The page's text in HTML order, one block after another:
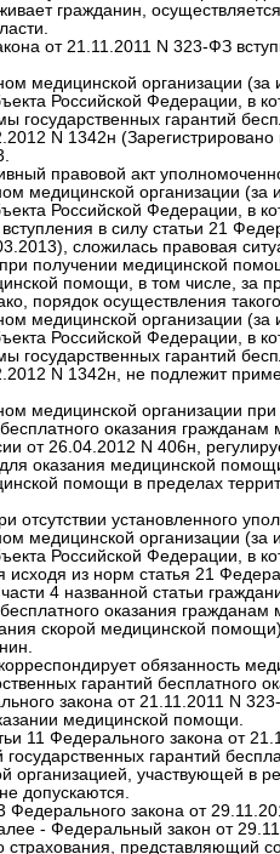
гражданин,
от 21.11.2011 N 323-ФЗ
медицинской организации
Российской Федерации, в
государственных гарантий
N 1342н
правовой акт
медицинской организации
Российской Федерации, в
в силу статьи 21
сложилась правовая
получении медицинской
помощи, в том числе, за
порядок осуществления
медицинской организации
Российской Федерации, в
государственных гарантий
N 1342н, не подлежит
медицинской организации
бесплатного оказания
от 26.04.2012 N 406н,
оказания медицинской
помощи в пределах
отсутствии установленного
медицинской организации
Российской Федерации, в
исходя из норм статья 21
части 4 названной статьи
бесплатного оказания
скорой медицинской
обязанность
гарантий бесплатного
закона от 21.11.2011 N
медицинской помощи.
11 Федерального закона от
государственных гарантий
организацией, участвующей в
допускаются.
3 Федерального закона от
- Федеральный закон от
страхования, представляющий